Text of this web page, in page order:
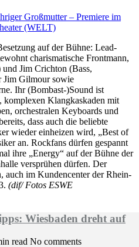
Großmutter – Premiere im
(WELT)
auf der Bühne: Lead-
charismatische Frontmann,
Jim Crichton (Bass,
Jim Gilmour sowie
Ihr (Bombast-)Sound ist
komplexen Klangkaskaden mit
orchestralen Keyboards und
dass auch die beliebte
wieder einheizen wird, „Best of
an. Rockfans dürfen gespannt
ihre „Energy“ auf der Bühne der
versprühen dürfen. Der
auch im Kundencenter der Rhein-
(dif/ Fotos ESWE
Wiesbaden dreht auf
read No comments